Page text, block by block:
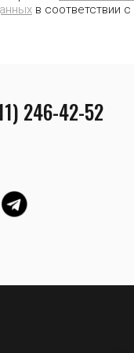
в соответствии с
246-42-52